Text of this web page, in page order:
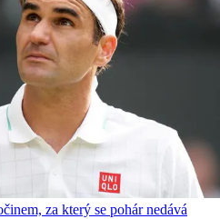
za který se pohár nedává